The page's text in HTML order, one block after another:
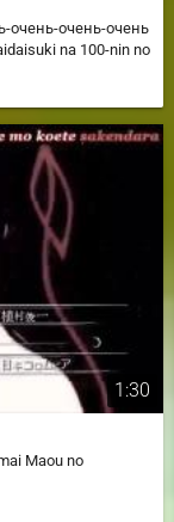
очень-очень-очень
na 100-nin no
1:30
Maou no